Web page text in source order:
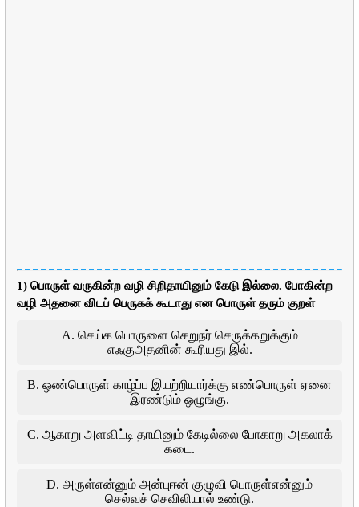
1) பொருள் வருகின்ற வழி சிறிதாயினும் கேடு இல்லை. போகின்ற
வழி அதனை விடப் பெருகக் கூடாது என பொருள் தரும் குறள்
A. செய்க பொருளை செறுநர் செருக்கறுக்கும்
எஃகுஅதனின் கூரியது இல்.
B. ஒண்பொருள் காழ்ப்ப இயற்றியார்க்கு எண்பொருள் ஏனை
இரண்டும் ஒழுங்கு.
C. ஆகாறு அளவிட்டி தாயினும் கேடில்லை போகாறு அகலாக்
கடை.
D. அருள்என்னும் அன்புஈன் குழுவி பொருள்என்னும்
செல்வச் செவிலியால் உண்டு.